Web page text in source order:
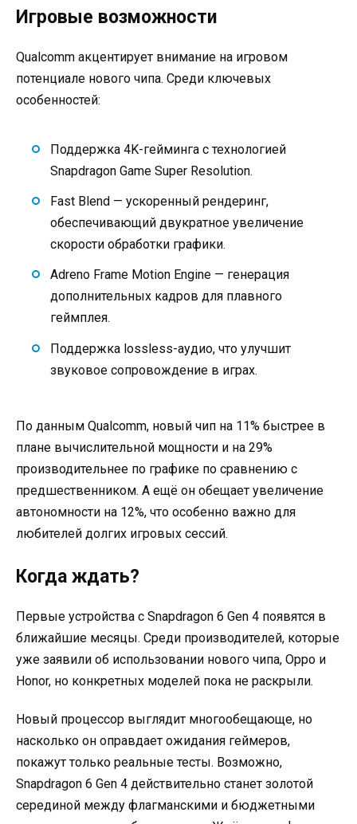
Игровые возможности
Qualcomm акцентирует внимание на игровом
потенциале нового чипа. Среди ключевых
особенностей:
Поддержка 4K-гейминга с технологией
Snapdragon Game Super Resolution.
Fast Blend — ускоренный рендеринг,
обеспечивающий двукратное увеличение
скорости обработки графики.
Adreno Frame Motion Engine — генерация
дополнительных кадров для плавного
геймплея.
Поддержка lossless-аудио, что улучшит
звуковое сопровождение в играх.
По данным Qualcomm, новый чип на 11% быстрее в
плане вычислительной мощности и на 29%
производительнее по графике по сравнению с
предшественником. А ещё он обещает увеличение
автономности на 12%, что особенно важно для
любителей долгих игровых сессий.
Когда ждать?
Первые устройства с Snapdragon 6 Gen 4 появятся в
ближайшие месяцы. Среди производителей, которые
уже заявили об использовании нового чипа, Oppo и
Honor, но конкретных моделей пока не раскрыли.
Новый процессор выглядит многообещающе, но
насколько он оправдает ожидания геймеров,
покажут только реальные тесты. Возможно,
Snapdragon 6 Gen 4 действительно станет золотой
серединой между флагманскими и бюджетными